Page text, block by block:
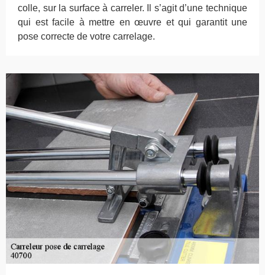
colle, sur la surface à carreler. Il s’agit d’une technique
qui est facile à mettre en œuvre et qui garantit une
pose correcte de votre carrelage.